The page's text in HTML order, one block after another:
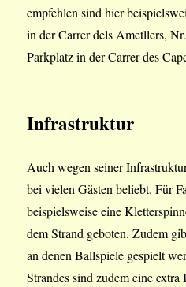
empfehlen sind hier
in der Carrer dels Ametllers,
Parkplatz in der Carrer des
Infrastruktur
Auch wegen seiner
bei vielen Gästen beliebt. Für
beispielsweise eine
dem Strand geboten. Zudem
an denen Ballspiele gespielt
Strandes sind zudem eine